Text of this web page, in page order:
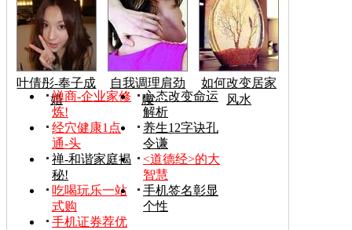
叶倩彤-奉子成
婚
自我调理肩劲
腰
如何改变居家
风水
禅商-企业家修
炼!
心态改变命运
解析
经穴健康1点
通-头
养生12字诀孔
令谦
禅-和谐家庭揭
秘!
<道德经>的大
智慧
吃喝玩乐一站
式购
手机签名彰显
个性
手机证券荐优